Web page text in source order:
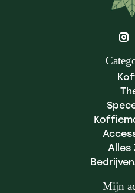
Alles
Mijn